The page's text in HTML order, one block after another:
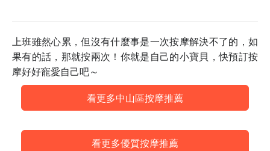
上班雖然心累，但沒有什麼事是一次按摩解決不了的，如
果有的話，那就按兩次！你就是自己的小寶貝，快預訂按
摩好好寵愛自己吧～
看更多中山區按摩推薦
看更多優質按摩推薦